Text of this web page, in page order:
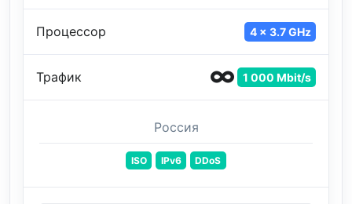
Процессор 4 x 3.7 GHz
Трафик 1 000 Mbit/s
Россия
ISO IPv6 DDoS